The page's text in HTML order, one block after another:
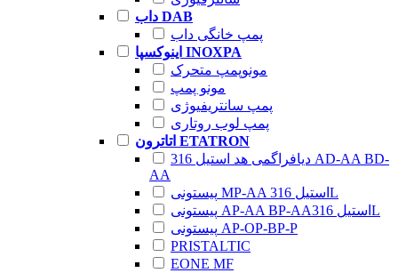
داب DAB
پمپ خانگی داب
اینوکسپا INOXPA
مونوپمپ متحرک
مونو پمپ
پمپ سانتریفیوژی
پمپ لوب روتاری
اتاترون ETATRON
دیافراگمی هد استیل 316 AD-AA BD-
AA
پیستونی MP-AA استیل 316L
پیستونی AP-AA BP-AAاستیل 316L
پیستونی AP-OP-BP-P
PRISTALTIC
EONE MF